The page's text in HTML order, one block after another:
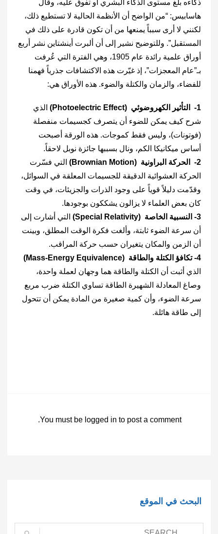
ذكاءه بلغ مستوى الذكاء البشري أو تفوق عليه، وقال
هاسابيس: “من الواضح أن الأنظمة الحالية لا تستطيع ذلك،
لكنني لا أرى سبباً يمنعها من أن تكون قادرة على ذلك في
المستقبل”. وللتوضيح نشير إلى أن ألبرت أينشتاين نشر أربع
أوراق علمية رائدة عام 1905، وهي الفترة التي عُرفت
بـ”عام المعجزات”، إذ غيّرت هذه الاكتشافات جذرياً فهمنا
للفضاء، والزمان والكتلة والضوء. هذه الأوراق هي:
1- التأثير الكهروضوئي (Photoelectric Effect)
الذي
شرح كيف يمكن للضوء أن يتصرف كجسيمات منفصلة
(فوتونات)، وليس فقط كموجات. هذه الورقة أصبحت
أساس ميكانيكا الكم، ونال بسببها جائزة نوبل لاحقاً.
2- الحركة البراونية (Brownian Motion)
التي فسّرت
الحركة العشوائية الدقيقة للجسيمات المعلقة في السوائل،
وقدّمت دليلاً قوياً على وجود الذرات والجزيئات، في وقت
كان بعض العلماء لا يزالون يشككون بوجودها.
3- النسبية الخاصة (Special Relativity)
التي أشارت إلى
أن سرعة الضوء ثابتة، وألغت فكرة الوقت المطلق، وبينت
أن الزمن والمكان يتغيران حسب حركة المراقب.
4- تكافؤ الكتلة والطاقة (Mass-Energy Equivalence)
الذي أثبت أن الكتلة والطاقة هما وجهان لعملة واحدة،
وصاغ المعادلة الشهيرة الطاقة تساوي الكتلة ضرب مربع
سرعة الضوء، وأن كمية صغيرة من المادة يمكن أن تتحول
إلى طاقة هائلة.
You must be logged in to post a comment.
البحث في الموقع